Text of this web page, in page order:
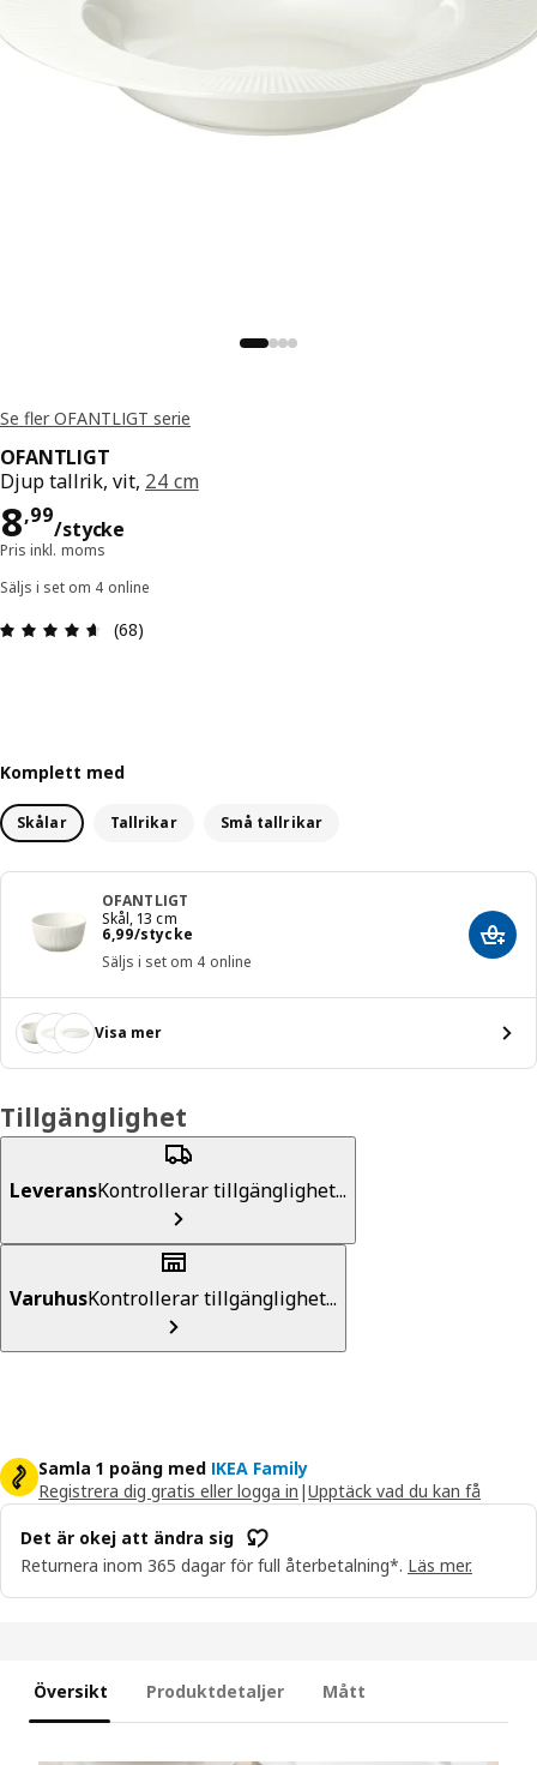
Se fler OFANTLIGT serie
OFANTLIGT
Djup tallrik, vit, 24 cm
8,99
/stycke
Pris 8,99/stycke
Pris inkl. moms
Säljs i set om 4 online
Recension: 4.6 / 5 stjärnor. Totalt antal
(68)
Komplett med
Skålar Tallrikar Små tallrikar
OFANTLIGT
Skål, 13 cm
6,99/stycke
Pris 6,99/stycke
Säljs i set om 4 online
Lägg
Visa mer
Tillgänglighet
LeveransKontrollerar tillgänglighet...
VaruhusKontrollerar tillgänglighet...
Samla 1 poäng med IKEA Family
Registrera dig gratis eller logga in |Upptäck vad du kan få
Det är okej att ändra sig
Returnera inom 365 dagar för full återbetalning*. Läs mer.
Översikt Produktdetaljer Mått